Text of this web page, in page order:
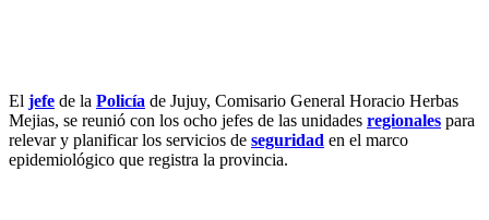
El jefe de la Policía de Jujuy, Comisario General Horacio Herbas
Mejias, se reunió con los ocho jefes de las unidades regionales para
relevar y planificar los servicios de seguridad en el marco
epidemiológico que registra la provincia.